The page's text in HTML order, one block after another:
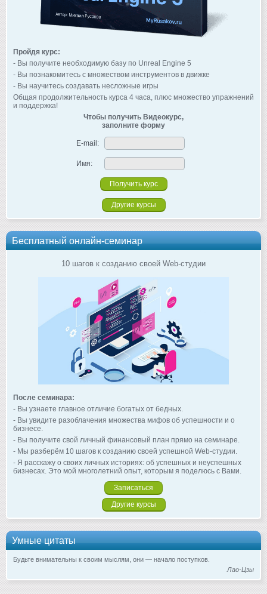
Пройдя курс:
- Вы получите необходимую базу по Unreal Engine 5
- Вы познакомитесь с множеством инструментов в движке
- Вы научитесь создавать несложные игры
Общая продолжительность курса 4 часа, плюс множество упражнений
и поддержка!
Чтобы получить Видеокурс,
заполните форму
E-mail:
Имя:
Другие курсы
Бесплатный онлайн-семинар
10 шагов к созданию своей Web-студии
После семинара:
- Вы узнаете главное отличие богатых от бедных.
- Вы увидите разоблачения множества мифов об успешности и о
бизнесе.
- Вы получите свой личный финансовый план прямо на семинаре.
- Мы разберём 10 шагов к созданию своей успешной Web-студии.
- Я расскажу о своих личных историях: об успешных и неуспешных
бизнесах. Это мой многолетний опыт, которым я поделюсь с Вами.
Записаться
Другие курсы
Умные цитаты
Будьте внимательны к своим мыслям, они — начало поступков.
Лао-Цзы